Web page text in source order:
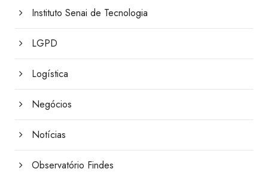
Instituto Senai de Tecnologia
LGPD
Logística
Negócios
Notícias
Observatório Findes